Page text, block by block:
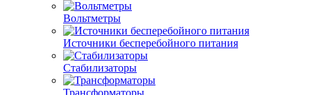
Вольтметры
Источники бесперебойного питания
Стабилизаторы
Трансформаторы